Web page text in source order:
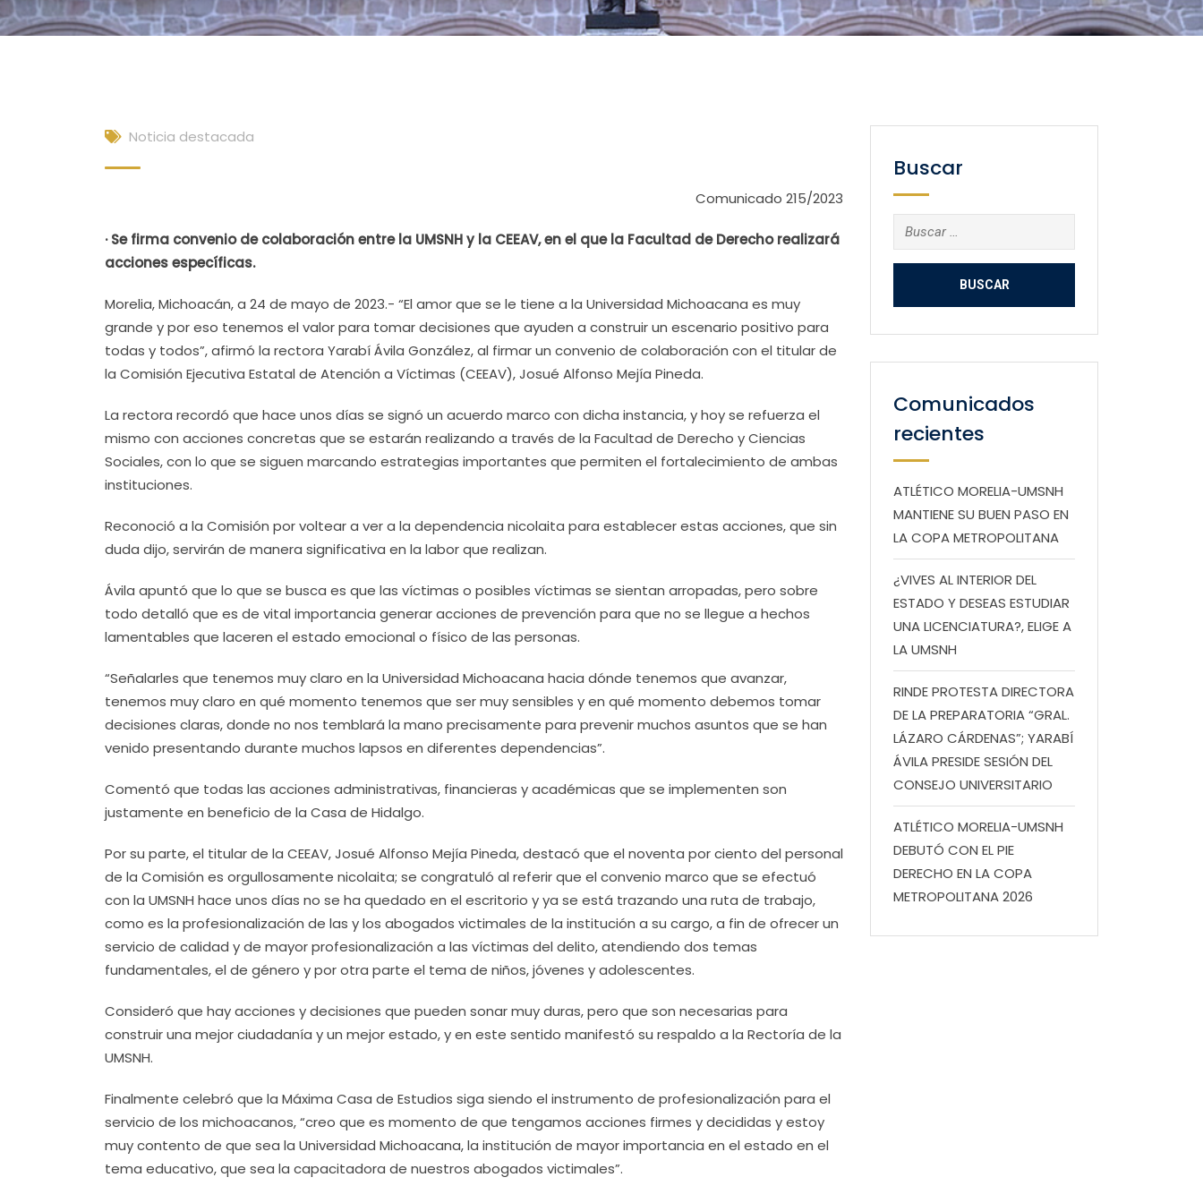
Noticia destacada
Comunicado 215/2023
· Se firma convenio de colaboración entre la UMSNH y la CEEAV, en el que la Facultad de Derecho realizará
acciones específicas.
Morelia, Michoacán, a 24 de mayo de 2023.- “El amor que se le tiene a la Universidad Michoacana es muy
grande y por eso tenemos el valor para tomar decisiones que ayuden a construir un escenario positivo para
todas y todos”, afirmó la rectora Yarabí Ávila González, al firmar un convenio de colaboración con el titular de
la Comisión Ejecutiva Estatal de Atención a Víctimas (CEEAV), Josué Alfonso Mejía Pineda.
La rectora recordó que hace unos días se signó un acuerdo marco con dicha instancia, y hoy se refuerza el
mismo con acciones concretas que se estarán realizando a través de la Facultad de Derecho y Ciencias
Sociales, con lo que se siguen marcando estrategias importantes que permiten el fortalecimiento de ambas
instituciones.
Reconoció a la Comisión por voltear a ver a la dependencia nicolaita para establecer estas acciones, que sin
duda dijo, servirán de manera significativa en la labor que realizan.
Ávila apuntó que lo que se busca es que las víctimas o posibles víctimas se sientan arropadas, pero sobre
todo detalló que es de vital importancia generar acciones de prevención para que no se llegue a hechos
lamentables que laceren el estado emocional o físico de las personas.
“Señalarles que tenemos muy claro en la Universidad Michoacana hacia dónde tenemos que avanzar,
tenemos muy claro en qué momento tenemos que ser muy sensibles y en qué momento debemos tomar
decisiones claras, donde no nos temblará la mano precisamente para prevenir muchos asuntos que se han
venido presentando durante muchos lapsos en diferentes dependencias”.
Comentó que todas las acciones administrativas, financieras y académicas que se implementen son
justamente en beneficio de la Casa de Hidalgo.
Por su parte, el titular de la CEEAV, Josué Alfonso Mejía Pineda, destacó que el noventa por ciento del personal
de la Comisión es orgullosamente nicolaita; se congratuló al referir que el convenio marco que se efectuó
con la UMSNH hace unos días no se ha quedado en el escritorio y ya se está trazando una ruta de trabajo,
como es la profesionalización de las y los abogados victimales de la institución a su cargo, a fin de ofrecer un
servicio de calidad y de mayor profesionalización a las víctimas del delito, atendiendo dos temas
fundamentales, el de género y por otra parte el tema de niños, jóvenes y adolescentes.
Consideró que hay acciones y decisiones que pueden sonar muy duras, pero que son necesarias para
construir una mejor ciudadanía y un mejor estado, y en este sentido manifestó su respaldo a la Rectoría de la
UMSNH.
Finalmente celebró que la Máxima Casa de Estudios siga siendo el instrumento de profesionalización para el
servicio de los michoacanos, “creo que es momento de que tengamos acciones firmes y decididas y estoy
muy contento de que sea la Universidad Michoacana, la institución de mayor importancia en el estado en el
tema educativo, que sea la capacitadora de nuestros abogados victimales”.
Buscar
Buscar:
Comunicados
recientes
ATLÉTICO MORELIA-UMSNH
MANTIENE SU BUEN PASO EN
LA COPA METROPOLITANA
¿VIVES AL INTERIOR DEL
ESTADO Y DESEAS ESTUDIAR
UNA LICENCIATURA?, ELIGE A
LA UMSNH
RINDE PROTESTA DIRECTORA
DE LA PREPARATORIA “GRAL.
LÁZARO CÁRDENAS”; YARABÍ
ÁVILA PRESIDE SESIÓN DEL
CONSEJO UNIVERSITARIO
ATLÉTICO MORELIA-UMSNH
DEBUTÓ CON EL PIE
DERECHO EN LA COPA
METROPOLITANA 2026